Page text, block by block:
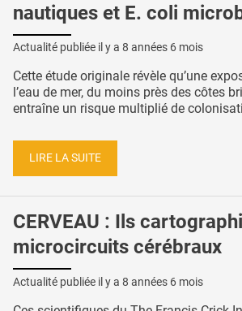
nautiques et E. coli
Actualité publiée il y a 8 années 6 mois
Cette étude originale révèle qu’une
l’eau de mer, du moins près des côtes
entraîne un risque multiplié de
LIRE LA SUITE
CERVEAU : Ils
microcircuits cérébraux
Actualité publiée il y a 8 années 6 mois